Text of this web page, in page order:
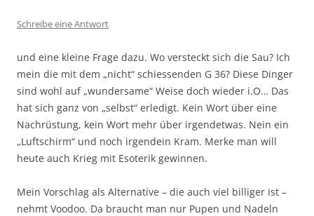
Schreibe eine Antwort
und eine kleine Frage dazu. Wo versteckt sich die Sau? Ich
mein die mit dem „nicht“ schiessenden G 36? Diese Dinger
sind wohl auf „wundersame“ Weise doch wieder i.O… Das
hat sich ganz von „selbst“ erledigt. Kein Wort über eine
Nachrüstung, kein Wort mehr über irgendetwas. Nein ein
„Luftschirm“ und noch irgendein Kram. Merke man will
heute auch Krieg mit Esoterik gewinnen.
Mein Vorschlag als Alternative – die auch viel billiger ist –
nehmt Voodoo. Da braucht man nur Pupen und Nadeln